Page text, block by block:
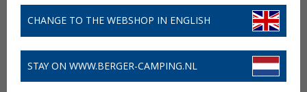
CHANGE TO THE WEBSHOP IN ENGLISH
STAY ON WWW.BERGER-CAMPING.NL